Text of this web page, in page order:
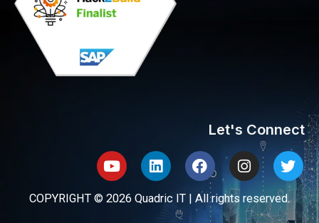
Let's Connect
YoutubeLinkedinFacebookInstagram
COPYRIGHT © 2026 Quadric IT | All rights reserved.